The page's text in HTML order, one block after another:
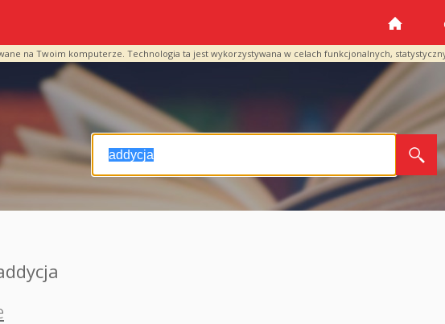
na Twoim komputerze. Technologia ta jest wykorzystywana w celach funkcjonalnych,